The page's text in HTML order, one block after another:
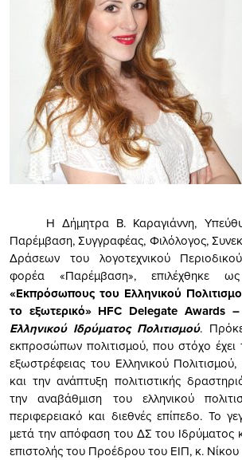
Η Δήμητρα Β. Καραγιάννη,
Παρέμβαση, Συγγραφέας, Φιλόλογος,
Δράσεων του λογοτεχνικού
φορέα «Παρέμβαση», επιλέχθηκε
«Εκπρόσωπους του Ελληνικού
το εξωτερικό» HFC Delegate Awards–
Ελληνικού Ιδρύματος Πολιτισμού.
εκπροσώπων πολιτισμού, που στόχο έχει
εξωστρέφειας του Ελληνικού
και την ανάπτυξη πολιτιστικής
την αναβάθμιση του ελληνικού
περιφερειακό και διεθνές επίπεδο. Το
μετά την απόφαση του ΔΣ του Ιδρύματος
επιστολής του Προέδρου του ΕΙΠ, κ.